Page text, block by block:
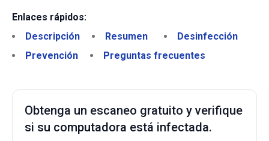
Enlaces rápidos:
Descripción
Resumen
Desinfección
Prevención
Preguntas frecuentes
Obtenga un escaneo gratuito y verifique
si su computadora está infectada.